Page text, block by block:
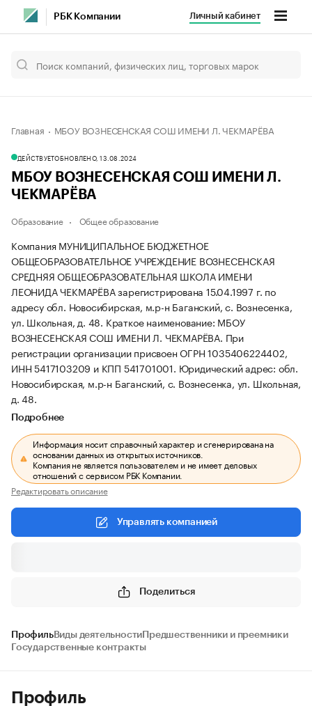
РБК Компании Личный кабинет
Главная МБОУ ВОЗНЕСЕНСКАЯ СОШ ИМЕНИ Л. ЧЕКМАРЁВА
ДЕЙСТВУЕТОБНОВЛЕНО, 13.08.2024
МБОУ ВОЗНЕСЕНСКАЯ СОШ ИМЕНИ Л.
ЧЕКМАРЁВА
Образование Общее образование
Компания МУНИЦИПАЛЬНОЕ БЮДЖЕТНОЕ
ОБЩЕОБРАЗОВАТЕЛЬНОЕ УЧРЕЖДЕНИЕ ВОЗНЕСЕНСКАЯ
СРЕДНЯЯ ОБЩЕОБРАЗОВАТЕЛЬНАЯ ШКОЛА ИМЕНИ
ЛЕОНИДА ЧЕКМАРЁВА зарегистрирована 15.04.1997 г. по
адресу обл. Новосибирская, м.р-н Баганский, с. Вознесенка,
ул. Школьная, д. 48. Краткое наименование: МБОУ
ВОЗНЕСЕНСКАЯ СОШ ИМЕНИ Л. ЧЕКМАРЁВА. При
регистрации организации присвоен ОГРН 1035406224402,
ИНН 5417103209 и КПП 541701001. Юридический адрес: обл.
Новосибирская, м.р-н Баганский, с. Вознесенка, ул. Школьная,
д. 48.
Подробнее
Информация носит справочный характер и сгенерирована на
основании данных из открытых источников.
Компания не является пользователем и не имеет деловых
отношений с сервисом РБК Компании.
Редактировать описание
Управлять компанией
Поделиться
ПрофильВиды деятельности Предшественники и преемники
Государственные контракты
Профиль